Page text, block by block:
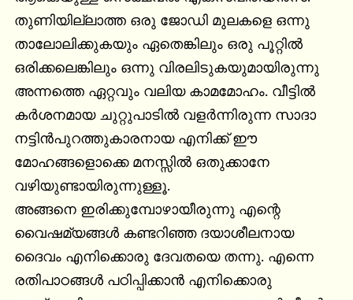
തുണിയില്ലാത്ത ഒരു ജോഡി മുലകളെ ഒന്നു
താലോലിക്കുകയും ഏതെങ്കിലും ഒരു പൂറ്റില്‍
ഒരിക്കലെങ്കിലും ഒന്നു വിരലിടുകയുമായിരുന്നു
അന്നത്തെ ഏറ്റവും വലിയ കാമമോഹം. വീട്ടില്‍
കര്‍ശനമായ ചുറ്റുപാടില്‍ വളര്‍ന്നിരുന്ന സാദാ
നട്ടിന്‍പുറത്തുകാരനായ എനിക്ക് ഈ
മോഹങ്ങളൊക്കെ മനസ്സില്‍ ഒതുക്കാനേ
വഴിയുണ്ടായിരുന്നുള്ളൂ.
അങ്ങനെ ഇരിക്കുമ്പോഴായീരുന്നു എന്റെ
വൈഷമ്യങ്ങള്‍ കണ്ടറിഞ്ഞ ദയാശീലനായ
ദൈവം എനിക്കൊരു ദേവതയെ തന്നു. എന്നെ
രതിപാഠങ്ങള്‍ പഠിപ്പിക്കാന്‍ എനിക്കൊരു